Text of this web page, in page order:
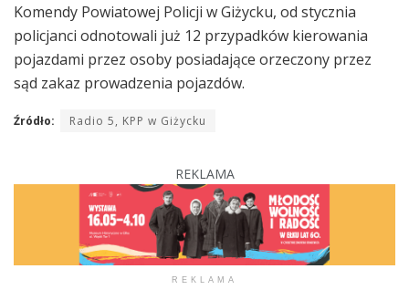
Komendy Powiatowej Policji w Giżycku, od stycznia
policjanci odnotowali już 12 przypadków kierowania
pojazdami przez osoby posiadające orzeczony przez
sąd zakaz prowadzenia pojazdów.
Źródło: Radio 5, KPP w Giżycku
REKLAMA
REKLAMA